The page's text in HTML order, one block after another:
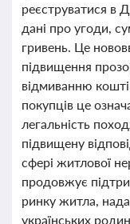
реєструватися в
дані про угоди,
гривень. Це
підвищення
відмиванню
покупців це
легальність
підвищену
сфері житлової
продовжує
ринку житла,
українських